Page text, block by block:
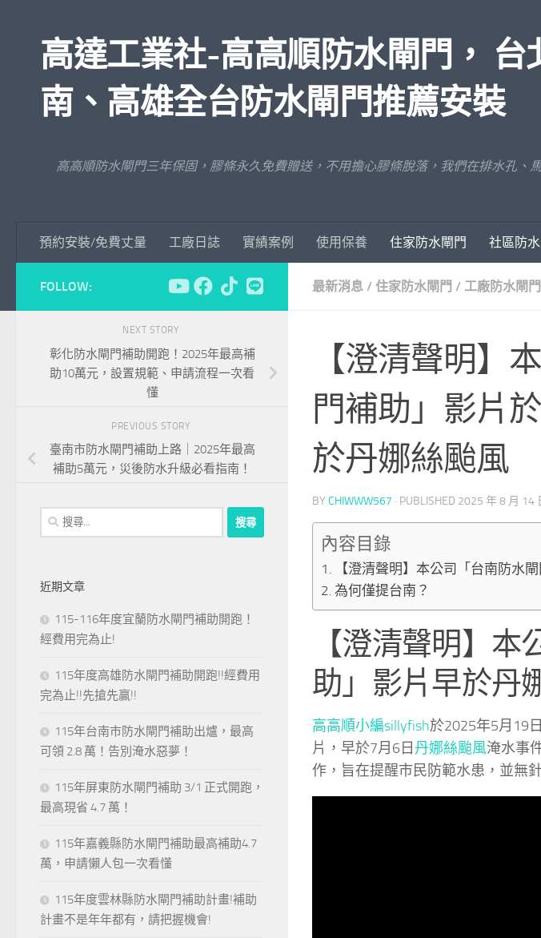
高達工業社-高高順防水閘門，
南、高雄全台防水閘門推薦安裝
高高順防水閘門三年保固，膠條永久免費贈送，不用擔心膠條脫落，我們在排水孔、
預約安裝/免費丈量 工廠日誌 實績案例 使用保養 住家防水閘門 社區防
最新消息 / 住家防水閘門 / 工廠防水閘門
【澄清聲明】
門補助」影片
於丹娜絲颱風
BY CHIWWW567 · PUBLISHED 2025 年 8 月 14
內容目錄
【澄清聲明】本公司「台南防水
為何僅提台南？
【澄清聲明】
助」影片早於丹
高高順小編sillyfish於2025年5月19
片，早於7月6日 丹娜絲颱風淹水事
作，旨在提醒市民防範水患，並無
FOLLOW:
NEXT STORY
彰化防水閘門補助開跑！2025年最高補
助10萬元，設置規範、申請流程一次看
懂
PREVIOUS STORY
臺南市防水閘門補助上路｜2025年最高
補助5萬元，災後防水升級必看指南！
搜
尋
字:
近期文章
115-116年度宜蘭防水閘門補助開跑！
經費用完為止!
115年度高雄防水閘門補助開跑!!經費用
完為止!!先搶先贏!!
115年台南市防水閘門補助出爐，最高
可領 2.8 萬！告別淹水惡夢！
115年屏東防水閘門補助 3/1 正式開跑，
最高現省 4.7 萬！
115年嘉義縣防水閘門補助最高補助4.7
萬，申請懶人包一次看懂
115年度雲林縣防水閘門補助計畫!補助
計畫不是年年都有，請把握機會!